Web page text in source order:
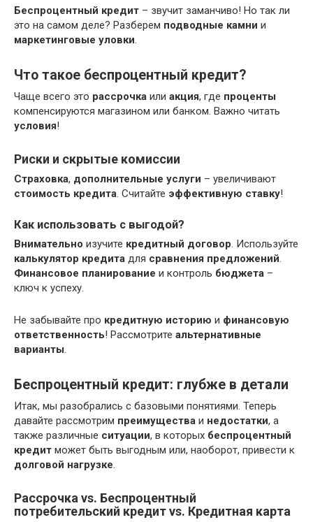
Беспроцентный кредит – звучит заманчиво! Но так ли
это на самом деле? Разберем подводные камни и
маркетинговые уловки
Что такое беспроцентный кредит?
Чаще всего это рассрочка или акция, где проценты
компенсируются магазином или банком. Важно читать
условия!
Риски и скрытые комиссии
Страховка, дополнительные услуги – увеличивают
стоимость кредита . Считайте эффективную ставку!
Как использовать с выгодой?
Внимательно изучите кредитный договор. Используйте
калькулятор кредита для сравнения предложений.
Финансовое планирование и контроль бюджета –
ключ к успеху.
Не забывайте про кредитную историю и финансовую
ответственность! Рассмотрите альтернативные
варианты.
Беспроцентный кредит: глубже в детали
Итак, мы разобрались с базовыми понятиями. Теперь
давайте рассмотрим преимущества и недостатки, а
также различные ситуации, в которых беспроцентный
кредит может быть выгодным или, наоборот, привести к
долговой нагрузке.
Рассрочка vs. Беспроцентный
потребительский кредит vs. Кредитная карта